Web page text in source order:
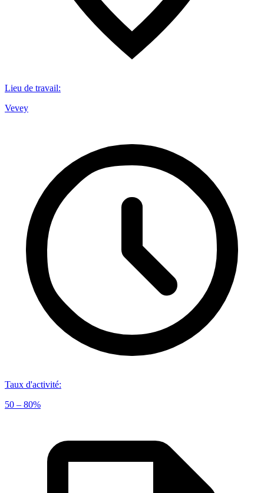
Lieu de travail:
Vevey
Taux d'activité:
50 – 80%